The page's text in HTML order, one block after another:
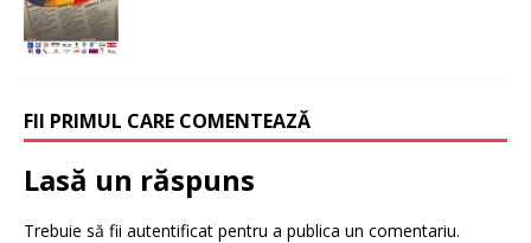
FII PRIMUL CARE COMENTEAZĂ
Lasă un răspuns
Trebuie să fii autentificat pentru a publica un comentariu.